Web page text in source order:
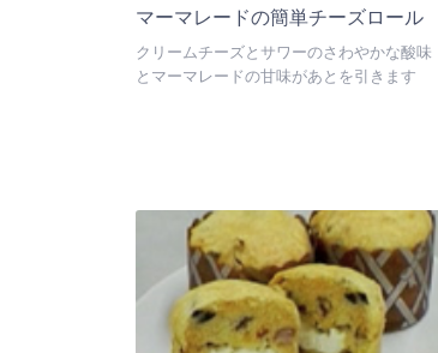
マーマレードの簡単チーズロール
クリームチーズとサワーのさわやかな酸味
とマーマレードの甘味があとを引きます